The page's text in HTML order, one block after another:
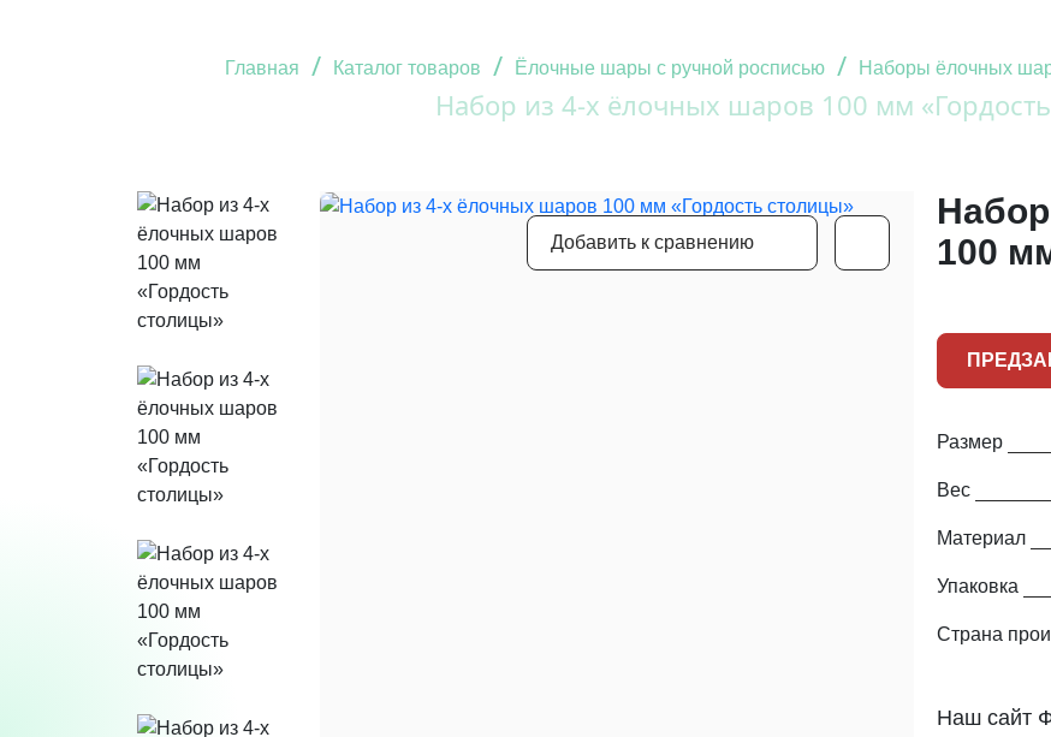
Главная / Каталог товаров / Ёлочные шары с ручной росписью / Наборы ёлочных
Набор из 4-х ёлочных шаров 100 мм
Добавить к сравнению
100
Размер
Вес
Материал
Упаковка
Страна
Наш сайт